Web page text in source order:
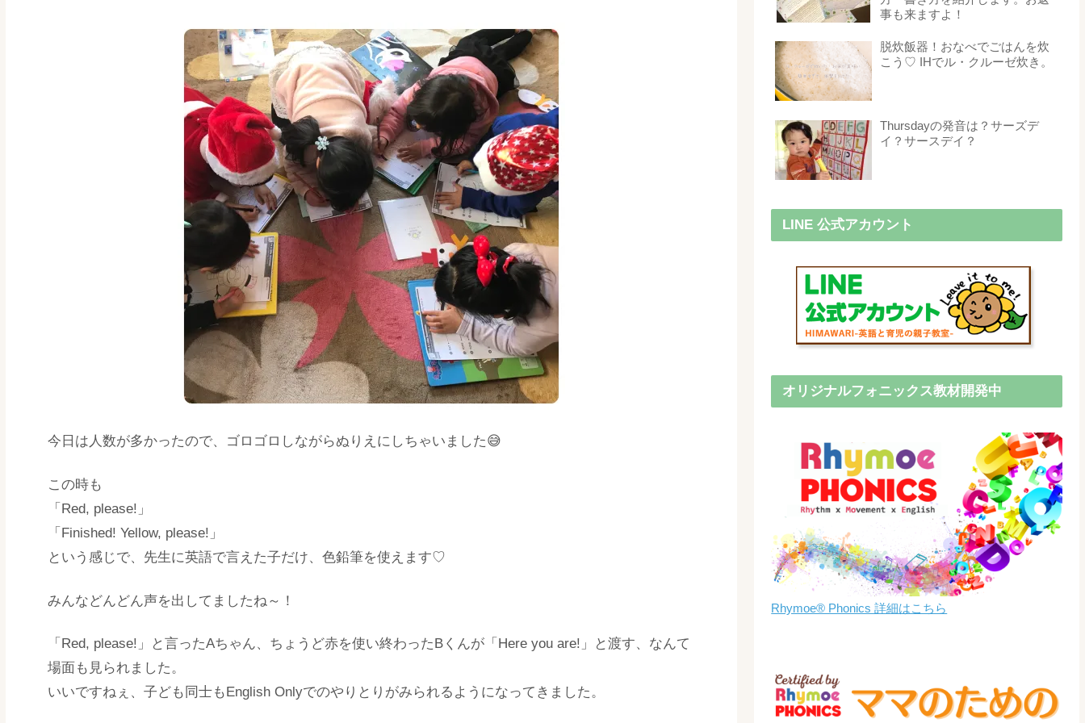
今日は人数が多かったので、ゴロゴロしながらぬりえにしちゃいました😅
この時も
「Red, please!」
「Finished! Yellow, please!」
という感じで、先生に英語で言えた子だけ、色鉛筆を使えます♡
みんなどんどん声を出してましたね～！
「Red, please!」と言ったAちゃん、ちょうど赤を使い終わったBくんが「Here you are!」と渡す、なんて
場面も見られました。
いいですねぇ、子ども同士もEnglish Onlyでのやりとりがみられるようになってきました。
事も来ますよ！
脱炊飯器！おなべでごはんを炊
こう♡ IHでル・クルーゼ炊き。
Thursdayの発音は？サーズデ
イ？サースデイ？
LINE 公式アカウント
オリジナルフォニックス教材開発中
Rhymoe® Phonics 詳細はこちら